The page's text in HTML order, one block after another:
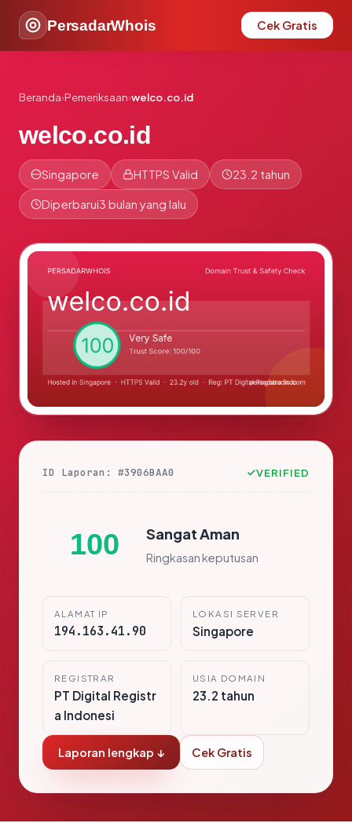
PersadarWhois Cek Gratis
Beranda›Pemeriksaan›welco.co.id
welco.co.id
Singapore HTTPS Valid 23.2 tahun
Diperbarui3 bulan yang lalu
ID Laporan: #3906BAA0 VERIFIED
100 Sangat Aman
Ringkasan keputusan
ALAMAT IP
194.163.41.90
LOKASI SERVER
Singapore
REGISTRAR
PT Digital Registr
a Indonesi
USIA DOMAIN
23.2 tahun
Laporan lengkap ↓ Cek Gratis